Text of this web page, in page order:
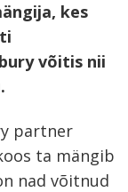
kes
võitis nii
partner
ta mängib
nad võitnud